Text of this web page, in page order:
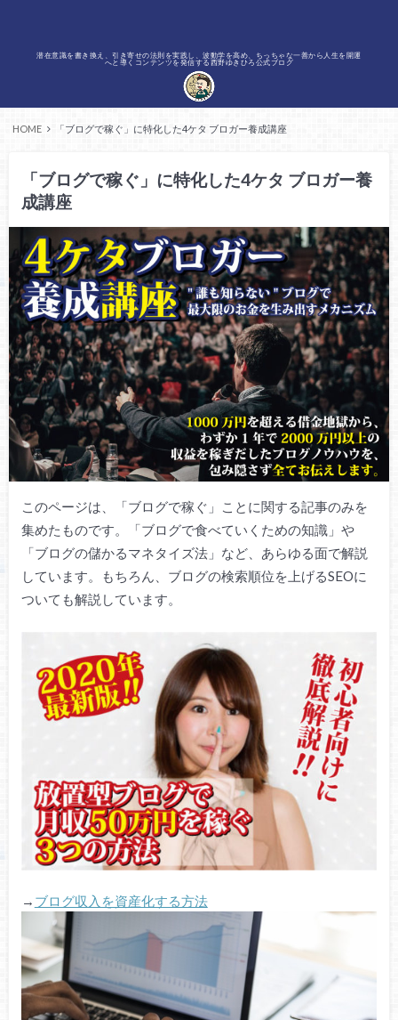
潜在意識を書き換え、引き寄せの法則を実践し、波動学を高め、ちっちゃな一善から人生を開運
へと導くコンテンツを発信する西野ゆきひろ公式ブログ
HOME 「ブログで稼ぐ」に特化した4ケタ ブロガー養成講座
「ブログで稼ぐ」に特化した4ケタ ブロガー養
成講座
このページは、「ブログで稼ぐ」ことに関する記事のみを
集めたものです。「ブログで食べていくための知識」や
「ブログの儲かるマネタイズ法」など、あらゆる面で解説
しています。もちろん、ブログの検索順位を上げるSEOに
ついても解説しています。
→ ブログ収入を資産化する方法